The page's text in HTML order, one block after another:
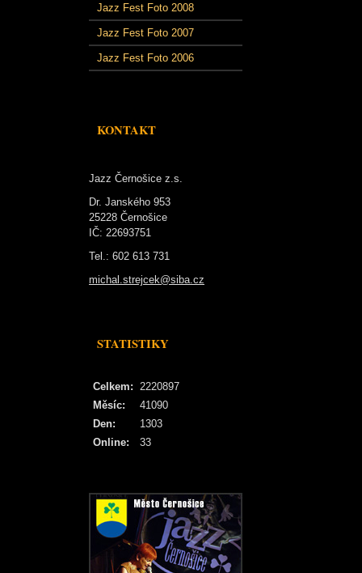
Jazz Fest Foto 2008
Jazz Fest Foto 2007
Jazz Fest Foto 2006
KONTAKT
Jazz Černošice z.s.
Dr. Janského 953
25228 Černošice
IČ: 22693751
Tel.: 602 613 731
michal.strejcek@siba.cz
STATISTIKY
Online: 33
Celkem: 2220897
Měsíc:
41090
Den:
1303